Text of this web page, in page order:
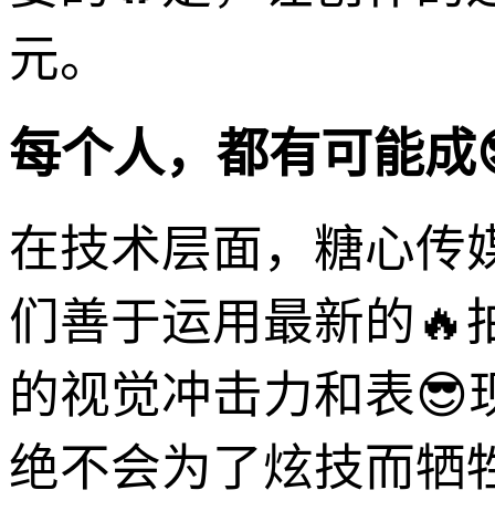
元。
每个人，都有可能
在技术层面，糖心传
们善于运用最新的🔥
的视觉冲击力和表😎
绝不会为了炫技而牺